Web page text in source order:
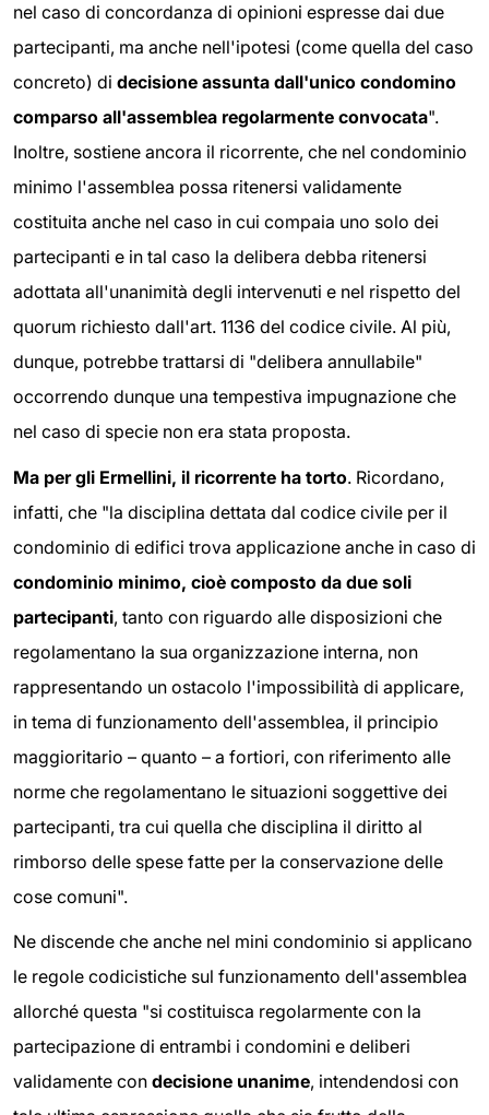
nel caso di concordanza di opinioni espresse dai due
partecipanti, ma anche nell'ipotesi (come quella del caso
concreto) di decisione assunta dall'unico condomino
comparso all'assemblea regolarmente convocata".
Inoltre, sostiene ancora il ricorrente, che nel condominio
minimo l'assemblea possa ritenersi validamente
costituita anche nel caso in cui compaia uno solo dei
partecipanti e in tal caso la delibera debba ritenersi
adottata all'unanimità degli intervenuti e nel rispetto del
quorum richiesto dall'art. 1136 del codice civile. Al più,
dunque, potrebbe trattarsi di "delibera annullabile"
occorrendo dunque una tempestiva impugnazione che
nel caso di specie non era stata proposta.
Ma per gli Ermellini, il ricorrente ha torto. Ricordano,
infatti, che "la disciplina dettata dal codice civile per il
condominio di edifici trova applicazione anche in caso di
condominio minimo, cioè composto da due soli
partecipanti, tanto con riguardo alle disposizioni che
regolamentano la sua organizzazione interna, non
rappresentando un ostacolo l'impossibilità di applicare,
in tema di funzionamento dell'assemblea, il principio
maggioritario – quanto – a fortiori, con riferimento alle
norme che regolamentano le situazioni soggettive dei
partecipanti, tra cui quella che disciplina il diritto al
rimborso delle spese fatte per la conservazione delle
cose comuni".
Ne discende che anche nel mini condominio si applicano
le regole codicistiche sul funzionamento dell'assemblea
allorché questa "si costituisca regolarmente con la
partecipazione di entrambi i condomini e deliberi
validamente con decisione unanime, intendendosi con